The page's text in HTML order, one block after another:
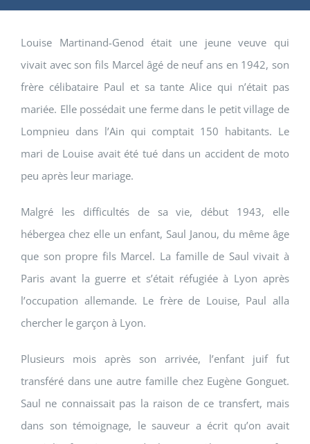
Louise Martinand-Genod était une jeune veuve qui
vivait avec son fils Marcel âgé de neuf ans en 1942, son
frère célibataire Paul et sa tante Alice qui n’était pas
mariée. Elle possédait une ferme dans le petit village de
Lompnieu dans l’Ain qui comptait 150 habitants. Le
mari de Louise avait été tué dans un accident de moto
peu après leur mariage.
Malgré les difficultés de sa vie, début 1943, elle
hébergea chez elle un enfant, Saul Janou, du même âge
que son propre fils Marcel. La famille de Saul vivait à
Paris avant la guerre et s’était réfugiée à Lyon après
l’occupation allemande. Le frère de Louise, Paul alla
chercher le garçon à Lyon.
Plusieurs mois après son arrivée, l’enfant juif fut
transféré dans une autre famille chez Eugène Gonguet.
Saul ne connaissait pas la raison de ce transfert, mais
dans son témoignage, le sauveur a écrit qu’on avait